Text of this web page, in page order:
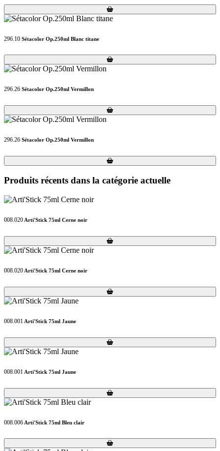
Loading...
Loading...
296.10 Sétacolor Op.250ml Blanc titane
Loading...
Loading...
296.26 Sétacolor Op.250ml Vermillon
Loading...
Loading...
296.26 Sétacolor Op.250ml Vermillon
Loading...
Loading...
Produits récents dans la catégorie actuelle
008.020 Arti'Stick 75ml Cerne noir
Loading...
Loading...
008.020 Arti'Stick 75ml Cerne noir
Loading...
Loading...
008.001 Arti'Stick 75ml Jaune
Loading...
Loading...
008.001 Arti'Stick 75ml Jaune
Loading...
Loading...
008.006 Arti'Stick 75ml Bleu clair
Loading...
Loading...